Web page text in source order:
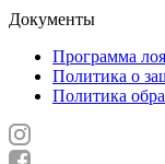
Документы
Программа
Политика о
Политика